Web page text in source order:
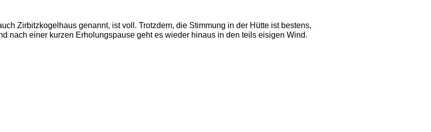
Zirbitzkogelhaus genannt, ist voll. Trotzdem, die Stimmung in der Hütte ist bestens,
nach einer kurzen Erholungspause geht es wieder hinaus in den teils eisigen Wind.